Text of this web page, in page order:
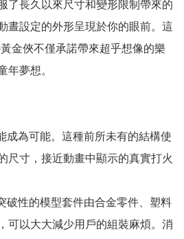
了長久以來尺寸和變形限制帶來的
晝設定的外形呈現於你的眼前。這
金俠不僅承諾帶來超乎想像的樂
年夢想。
成為可能。這種前所未有的結構使
尺寸，接近動畫中顯示的真實打火
破性的模型套件由合金零件、塑料
可以大大減少用戶的組裝麻煩。消